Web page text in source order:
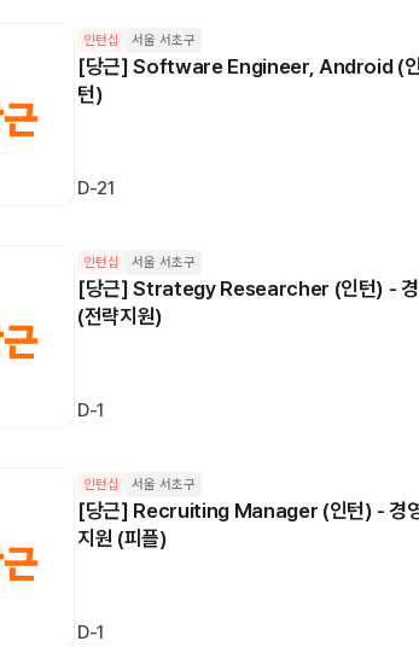
인턴십 서울 서초구
[당근] Software Engineer, Android (
턴)
D-21
인턴십 서울 서초구
[당근] Strategy Researcher (인턴) -
(전략지원)
D-1
인턴십 서울 서초구
[당근] Recruiting Manager (인턴) - 경
지원 (피플)
D-1